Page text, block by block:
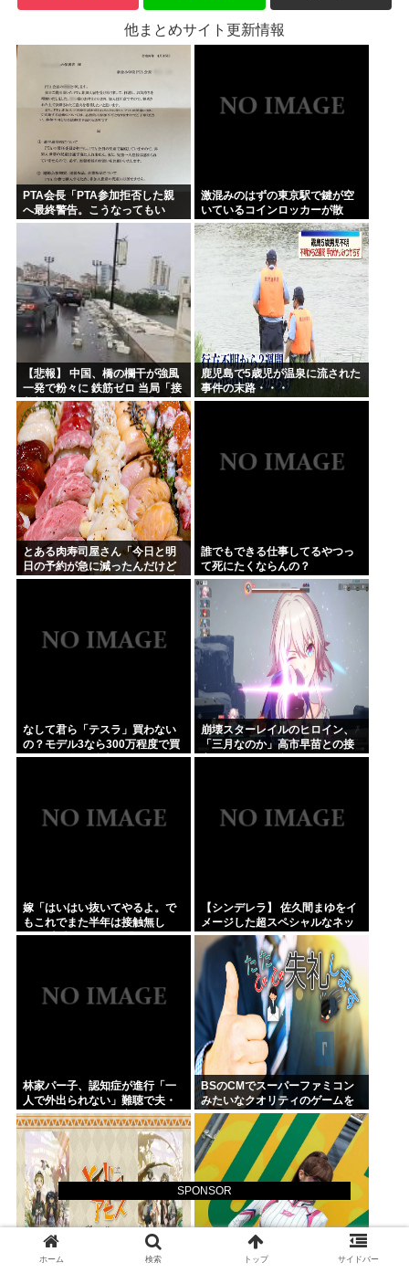
SPONSOR
他まとめサイト更新情報
PTA会長「PTA参加拒否した親
へ最終警告。こうなってもい
い？」
激混みのはずの東京駅で鍵が空
いているコインロッカーが散
見、「ラッキー」と思って中を
確認してみると……
【悲報】 中国、橋の欄干が強風
一発で粉々に 鉄筋ゼロ 当局「接
着剤でくっつけただけ」「正常
で、品質問題はない」
鹿児島で5歳児が温泉に流された
事件の末路・・・
とある肉寿司屋さん「今日と明
日の予約が急に減ったんだけど
なんで！？」 → 最悪の原因が判
誰でもできる仕事してるやつっ
て死にたくならんの？
なして君ら「テスラ」買わない
の？モデル3なら300万程度で買
える.コスパ最強車がここにある
崩壊スターレイルのヒロイン、
「三月なのか」高市早苗との接
点があまりにも多すぎる。もし
嫁「はいはい抜いてやるよ。で
もこれでまた半年は接触無し
な」 暗黙のこれツラ過ぎるだろ
【シンデレラ】 佐久間まゆをイ
メージした超スペシャルなネッ
クレスが登場する件について
林家パー子、認知症が進行「一
人で外出られない」難聴で夫・
ペーと「筆談」…自宅全焼から
約1年
BSのCMでスーパーファミコン
みたいなクオリティのゲームを
8000円ぐらいで売ってるでしょ
テレビアニメ第2期「烈日の黄金
K-POPアイドル、エヴァのプラ
ホーム 検索 トップ サイドバー